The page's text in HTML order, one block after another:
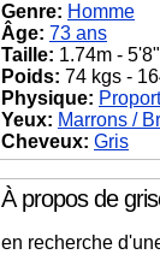
Genre: Homme
Âge: 73 ans
Taille: 1.74m - 5'8"
Poids: 74 kgs -
Physique:
Yeux: Marrons /
Cheveux: Gris
À propos de
en recherche